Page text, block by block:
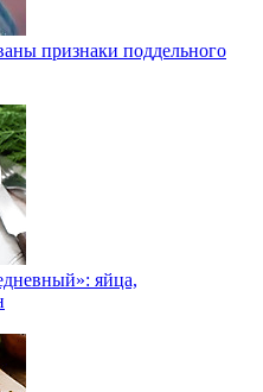
признаки поддельного
яйца,